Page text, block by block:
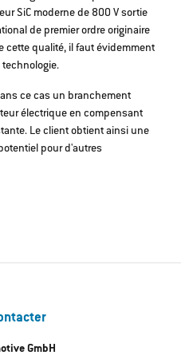
SiC moderne de 800 V sortie
de premier ordre originaire
cette qualité, il faut évidemment
ce cas un branchement
électrique en compensant
Le client obtient ainsi une
pour d'autres
GmbH